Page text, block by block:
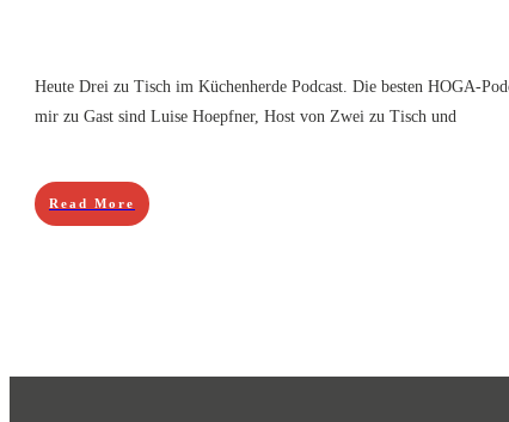
Heute Drei zu Tisch im Küchenherde Podcast. Die besten HOGA-
mir zu Gast sind Luise Hoepfner, Host von Zwei zu Tisch und
Read More